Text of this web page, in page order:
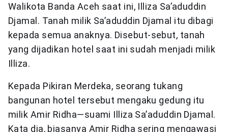
Walikota Banda Aceh saat ini, Illiza Sa’aduddin
Djamal. Tanah milik Sa’aduddin Djamal itu dibagi
kepada semua anaknya. Disebut-sebut, tanah
yang dijadikan hotel saat ini sudah menjadi milik
Illiza.
Kepada Pikiran Merdeka, seorang tukang
bangunan hotel tersebut mengaku gedung itu
milik Amir Ridha—suami Illiza Sa’aduddin Djamal.
Kata dia, biasanya Amir Ridha sering mengawasi